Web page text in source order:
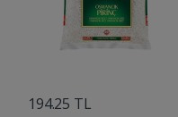
194.25 TL